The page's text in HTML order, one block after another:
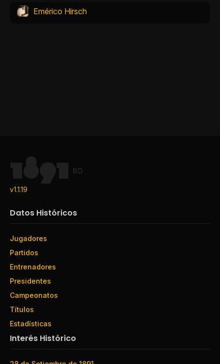
Emérico Hirsch
BD
v1.1.19
Datos Históricos
Jugadores
Partidos
Entrenadores
Presidentes
Campeonatos
Títulos
Estadísticas
Interés Histórico